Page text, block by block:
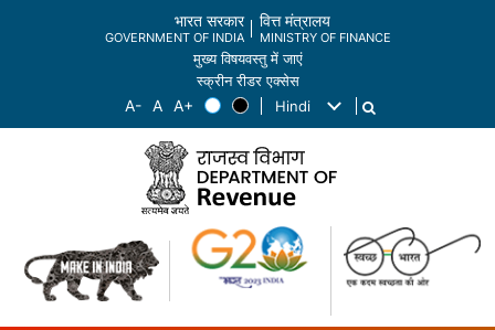
भारत सरकार
GOVERNMENT OF INDIA
वित्त मंत्रालय
MINISTRY OF FINANCE
मुख्य विषयवस्तु में जाएं
स्क्रीन रीडर एक्सेस
Hindi
List additional actions